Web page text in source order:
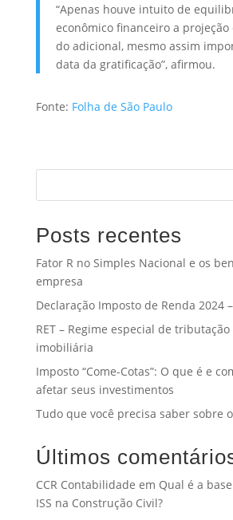
“Apenas houve intuito de
econômico financeiro a
do adicional, mesmo assim
data da gratificação”, afirmou.
Fonte: Folha de São Paulo
Posts recentes
Fator R no Simples Nacional e os
empresa
Declaração Imposto de Renda 2024
RET – Regime especial de
imobiliária
Imposto “Come-Cotas”: O que é e
afetar seus investimentos
Tudo que você precisa saber sobre o
Últimos
CCR Contabilidade em Qual é a
ISS na Construção Civil?